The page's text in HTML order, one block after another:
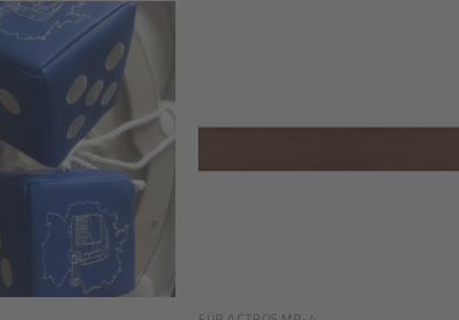
Add to
wishlist